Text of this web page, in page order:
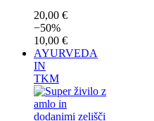
20,00 €
−50%
10,00 €
AYURVEDA
IN
TKM